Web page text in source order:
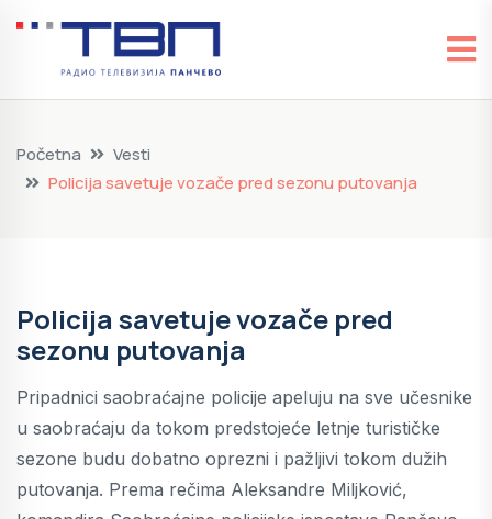
Početna
Vesti
Policija savetuje vozače pred sezonu putovanja
Policija savetuje vozače pred
sezonu putovanja
Pripadnici saobraćajne policije apeluju na sve učesnike
u saobraćaju da tokom predstojeće letnje turističke
sezone budu dobatno oprezni i pažljivi tokom dužih
putovanja. Prema rečima Aleksandre Miljković,